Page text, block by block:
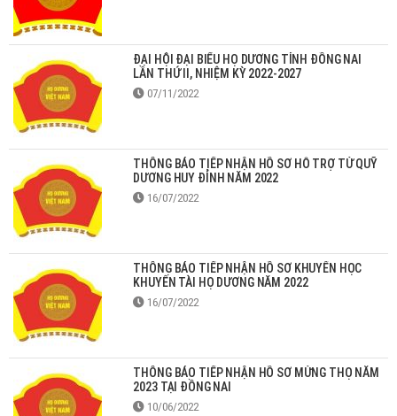
ĐẠI HỘI ĐẠI BIỂU HỌ DƯƠNG TỈNH ĐỒNG NAI
LẦN THỨ II, NHIỆM KỲ 2022-2027
07/11/2022
THÔNG BÁO TIẾP NHẬN HỒ SƠ HỖ TRỢ TỪ QUỸ
DƯƠNG HUY ĐỈNH NĂM 2022
16/07/2022
THÔNG BÁO TIẾP NHẬN HỒ SƠ KHUYẾN HỌC
KHUYẾN TÀI HỌ DƯƠNG NĂM 2022
16/07/2022
THÔNG BÁO TIẾP NHẬN HỒ SƠ MỪNG THỌ NĂM
2023 TẠI ĐỒNG NAI
10/06/2022